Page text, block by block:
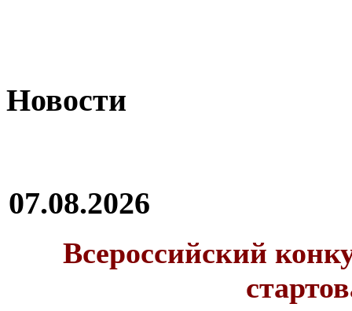
Новости
07.08.2026
Всероссийский